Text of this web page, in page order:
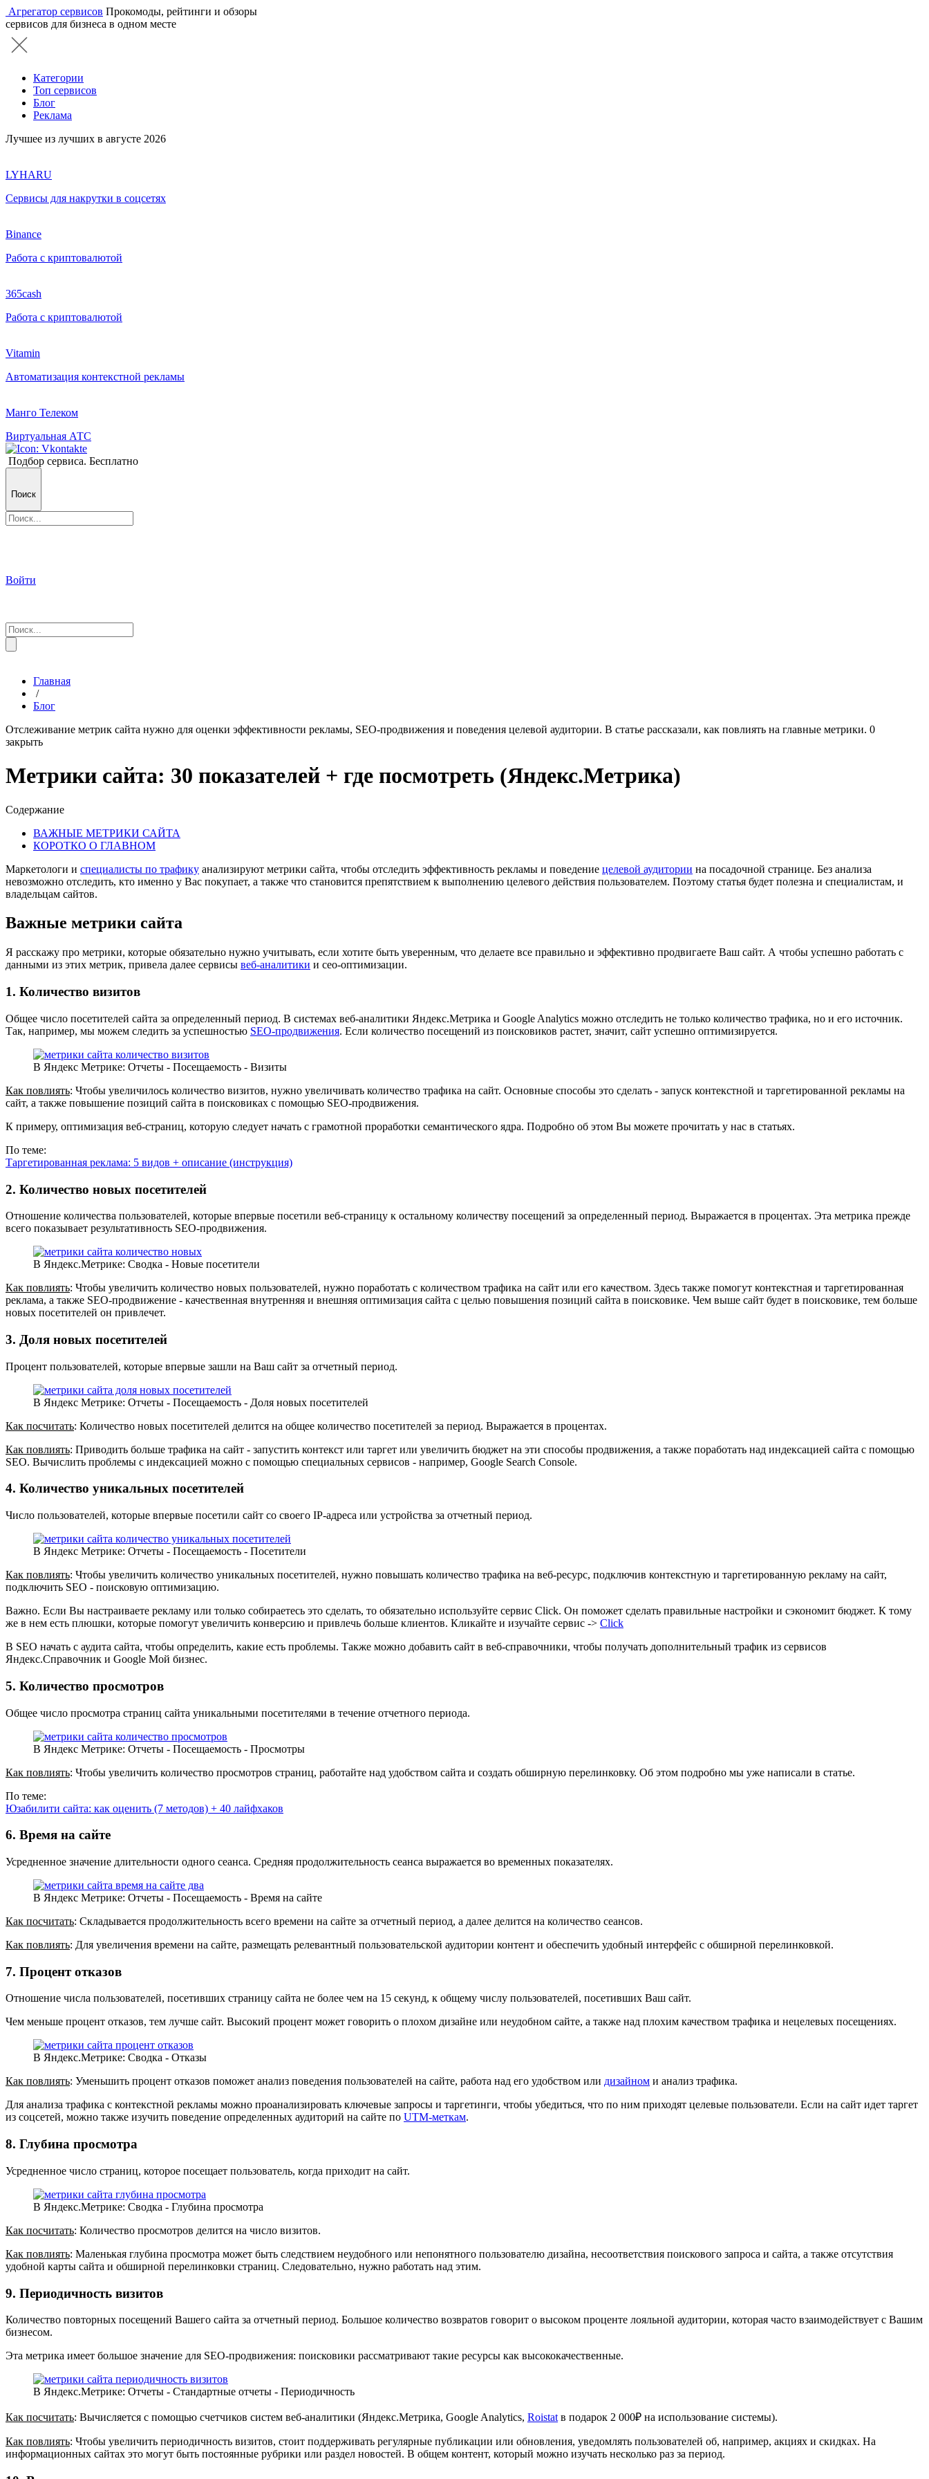
Агрегатор сервисов Прокомоды, рейтинги и обзоры
сервисов для бизнеса в одном месте
Категории
Топ сервисов
Блог
Реклама
Лучшее из лучших в августе 2026
LYHARU
Сервисы для накрутки в соцсетях
Binance
Работа с криптовалютой
365cash
Работа с криптовалютой
Vitamin
Автоматизация контекстной рекламы
Манго Телеком
Виртуальная АТС
Подбор сервиса. Бесплатно
Поиск
Войти
Главная
/
Блог
Отслеживание метрик сайта нужно для оценки эффективности рекламы, SEO-продвижения и поведения целевой аудитории. В статье рассказали, как повлиять на главные метрики. 0
закрыть
Метрики сайта: 30 показателей + где посмотреть (Яндекс.Метрика)
Содержание
ВАЖНЫЕ МЕТРИКИ САЙТА
КОРОТКО О ГЛАВНОМ
Маркетологи и специалисты по трафику анализируют метрики сайта, чтобы отследить эффективность рекламы и поведение целевой аудитории на посадочной странице. Без анализа
невозможно отследить, кто именно у Вас покупает, а также что становится препятствием к выполнению целевого действия пользователем. Поэтому статья будет полезна и специалистам, и
владельцам сайтов.
Важные метрики сайта
Я расскажу про метрики, которые обязательно нужно учитывать, если хотите быть уверенным, что делаете все правильно и эффективно продвигаете Ваш сайт. А чтобы успешно работать с
данными из этих метрик, привела далее сервисы веб-аналитики и сео-оптимизации.
1. Количество визитов
Общее число посетителей сайта за определенный период. В системах веб-аналитики Яндекс.Метрика и Google Analytics можно отследить не только количество трафика, но и его источник.
Так, например, мы можем следить за успешностью SEO-продвижения. Если количество посещений из поисковиков растет, значит, сайт успешно оптимизируется.
В Яндекс Метрике: Отчеты - Посещаемость - Визиты
Как повлиять: Чтобы увеличилось количество визитов, нужно увеличивать количество трафика на сайт. Основные способы это сделать - запуск контекстной и таргетированной рекламы на
сайт, а также повышение позиций сайта в поисковиках с помощью SEO-продвижения.
К примеру, оптимизация веб-страниц, которую следует начать с грамотной проработки семантического ядра. Подробно об этом Вы можете прочитать у нас в статьях.
По теме:
Таргетированная реклама: 5 видов + описание (инструкция)
2. Количество новых посетителей
Отношение количества пользователей, которые впервые посетили веб-страницу к остальному количеству посещений за определенный период. Выражается в процентах. Эта метрика прежде
всего показывает результативность SEO-продвижения.
В Яндекс.Метрике: Сводка - Новые посетители
Как повлиять: Чтобы увеличить количество новых пользователей, нужно поработать с количеством трафика на сайт или его качеством. Здесь также помогут контекстная и таргетированная
реклама, а также SEO-продвижение - качественная внутренняя и внешняя оптимизация сайта с целью повышения позиций сайта в поисковике. Чем выше сайт будет в поисковике, тем больше
новых посетителей он привлечет.
3. Доля новых посетителей
Процент пользователей, которые впервые зашли на Ваш сайт за отчетный период.
В Яндекс Метрике: Отчеты - Посещаемость - Доля новых посетителей
Как посчитать: Количество новых посетителей делится на общее количество посетителей за период. Выражается в процентах.
Как повлиять: Приводить больше трафика на сайт - запустить контекст или таргет или увеличить бюджет на эти способы продвижения, а также поработать над индексацией сайта с помощью
SEO. Вычислить проблемы с индексацией можно с помощью специальных сервисов - например, Google Search Console.
4. Количество уникальных посетителей
Число пользователей, которые впервые посетили сайт со своего IP-адреса или устройства за отчетный период.
В Яндекс Метрике: Отчеты - Посещаемость - Посетители
Как повлиять: Чтобы увеличить количество уникальных посетителей, нужно повышать количество трафика на веб-ресурс, подключив контекстную и таргетированную рекламу на сайт,
подключить SEO - поисковую оптимизацию.
Важно. Если Вы настраиваете рекламу или только собираетесь это сделать, то обязательно используйте сервис Click. Он поможет сделать правильные настройки и сэкономит бюджет. К тому
же в нем есть плюшки, которые помогут увеличить конверсию и привлечь больше клиентов. Кликайте и изучайте сервис -> Click
В SEO начать с аудита сайта, чтобы определить, какие есть проблемы. Также можно добавить сайт в веб-справочники, чтобы получать дополнительный трафик из сервисов
Яндекс.Справочник и Google Мой бизнес.
5. Количество просмотров
Общее число просмотра страниц сайта уникальными посетителями в течение отчетного периода.
В Яндекс Метрике: Отчеты - Посещаемость - Просмотры
Как повлиять: Чтобы увеличить количество просмотров страниц, работайте над удобством сайта и создать обширную перелинковку. Об этом подробно мы уже написали в статье.
По теме:
Юзабилити сайта: как оценить (7 методов) + 40 лайфхаков
6. Время на сайте
Усредненное значение длительности одного сеанса. Средняя продолжительность сеанса выражается во временных показателях.
В Яндекс Метрике: Отчеты - Посещаемость - Время на сайте
Как посчитать: Складывается продолжительность всего времени на сайте за отчетный период, а далее делится на количество сеансов.
Как повлиять: Для увеличения времени на сайте, размещать релевантный пользовательской аудитории контент и обеспечить удобный интерфейс с обширной перелинковкой.
7. Процент отказов
Отношение числа пользователей, посетивших страницу сайта не более чем на 15 секунд, к общему числу пользователей, посетивших Ваш сайт.
Чем меньше процент отказов, тем лучше сайт. Высокий процент может говорить о плохом дизайне или неудобном сайте, а также над плохим качеством трафика и нецелевых посещениях.
В Яндекс.Метрике: Сводка - Отказы
Как повлиять: Уменьшить процент отказов поможет анализ поведения пользователей на сайте, работа над его удобством или дизайном и анализ трафика.
Для анализа трафика с контекстной рекламы можно проанализировать ключевые запросы и таргетинги, чтобы убедиться, что по ним приходят целевые пользователи. Если на сайт идет таргет
из соцсетей, можно также изучить поведение определенных аудиторий на сайте по UTM-меткам.
8. Глубина просмотра
Усредненное число страниц, которое посещает пользователь, когда приходит на сайт.
В Яндекс.Метрике: Сводка - Глубина просмотра
Как посчитать: Количество просмотров делится на число визитов.
Как повлиять: Маленькая глубина просмотра может быть следствием неудобного или непонятного пользователю дизайна, несоответствия поискового запроса и сайта, а также отсутствия
удобной карты сайта и обширной перелинковки страниц. Следовательно, нужно работать над этим.
9. Периодичность визитов
Количество повторных посещений Вашего сайта за отчетный период. Большое количество возвратов говорит о высоком проценте лояльной аудитории, которая часто взаимодействует с Вашим
бизнесом.
Эта метрика имеет большое значение для SEO-продвижения: поисковики рассматривают такие ресурсы как высококачественные.
В Яндекс.Метрике: Отчеты - Стандартные отчеты - Периодичность
Как посчитать: Вычисляется с помощью счетчиков систем веб-аналитики (Яндекс.Метрика, Google Analytics, Roistat в подарок 2 000₽ на использование системы).
Как повлиять: Чтобы увеличить периодичность визитов, стоит поддерживать регулярные публикации или обновления, уведомлять пользователей об, например, акциях и скидках. На
информационных сайтах это могут быть постоянные рубрики или раздел новостей. В общем контент, который можно изучать несколько раз за период.